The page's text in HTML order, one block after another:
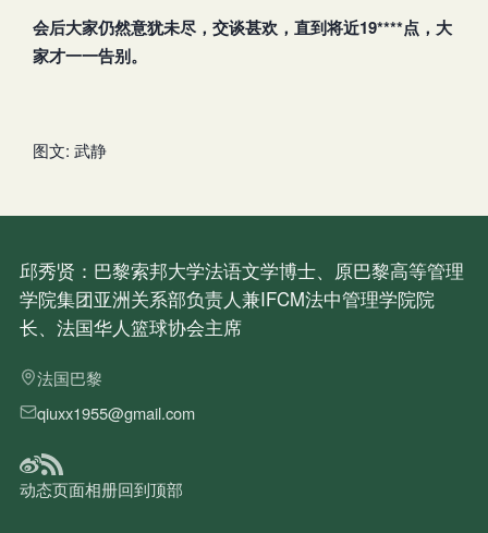
会后大家仍然意犹未尽，交谈甚欢，直到将近19****点，大
家才一一告别。
图文: 武静
邱秀贤：巴黎索邦大学法语文学博士、原巴黎高等管理
学院集团亚洲关系部负责人兼IFCM法中管理学院院
长、法国华人篮球协会主席
法国巴黎
qiuxx1955@gmail.com
动态页面相册回到顶部